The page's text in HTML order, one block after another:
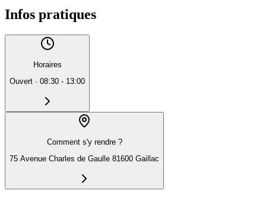
Infos pratiques
Horaires
Ouvert · 08:30 - 13:00
Comment s'y rendre ?
75 Avenue Charles de Gaulle 81600 Gaillac